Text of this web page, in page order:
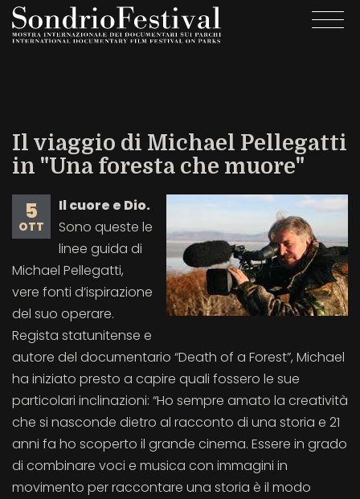
Salta
Il viaggio di Michael Pellegatti
in "Una foresta che muore"
5
OTT
Il cuore e Dio.
Sono queste le
linee guida di
Michael Pellegatti,
vere fonti d’ispirazione
del suo operare.
Regista statunitense e
autore del documentario “Death of a Forest”, Michael
ha iniziato presto a capire quali fossero le sue
particolari inclinazioni: “Ho sempre amato la creatività
che si nasconde dietro al racconto di una storia e 21
anni fa ho scoperto il grande cinema. Essere in grado
di combinare voci e musica con immagini in
movimento per raccontare una storia è il modo